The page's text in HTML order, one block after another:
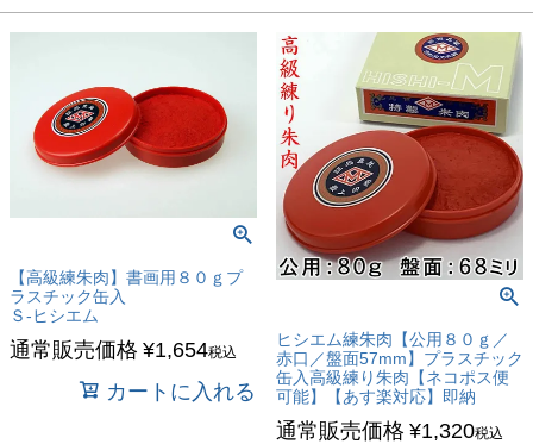
【高級練朱肉】書画用８０ｇプ
ラスチック缶入
Ｓ-ヒシエム
通常販売価格 ¥1,654税込
カートに入れる
ヒシエム練朱肉【公用８０ｇ／
赤口／盤面57mm】プラスチック
缶入高級練り朱肉【ネコポス便
可能】【あす楽対応】即納
通常販売価格 ¥1,320税込